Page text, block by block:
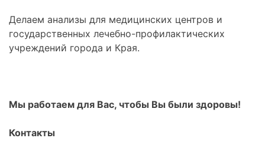
Делаем анализы для медицинских центров и
государственных лечебно-профилактических
учреждений города и Края.
Мы работаем для Вас, чтобы Вы были здоровы!
Контакты